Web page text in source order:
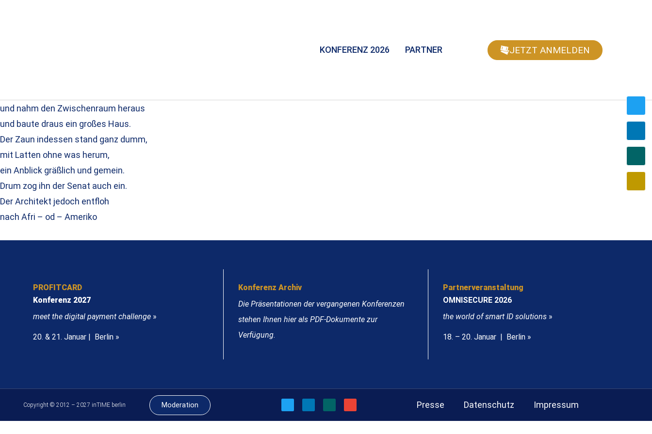
KONFERENZ 2026 PARTNER JETZT ANMELDEN
und nahm den Zwischenraum heraus
und baute draus ein großes Haus.
Der Zaun indessen stand ganz dumm,
mit Latten ohne was herum,
ein Anblick gräßlich und gemein.
Drum zog ihn der Senat auch ein.
Der Architekt jedoch entfloh
nach Afri – od – Ameriko
PROFITCARD
Konferenz 2027
meet the digital payment challenge »
20. & 21. Januar | Berlin »
Konferenz Archiv
Die Präsentationen der vergangenen Konferenzen
stehen Ihnen hier als PDF-Dokumente zur
Verfügung.
Partnerveranstaltung
OMNISECURE 2026
the world of smart ID solutions »
18. – 20. Januar | Berlin »
Copyright © 2012 – 2027 inTIME berlin Moderation Presse Datenschutz Impressum